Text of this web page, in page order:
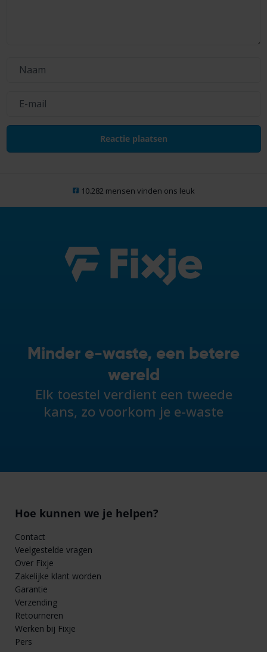
10.282 mensen vinden ons leuk
Minder e-waste, een betere
wereld
Elk toestel verdient een tweede
kans, zo voorkom je e-waste
Hoe kunnen we je helpen?
Contact
Veelgestelde vragen
Over Fixje
Zakelijke klant worden
Garantie
Verzending
Retourneren
Werken bij Fixje
Pers